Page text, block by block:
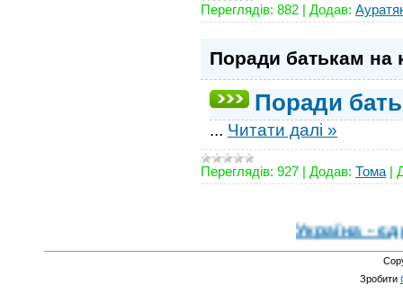
Переглядів: 882 | Додав:
Поради батькам на
Поради
... Читати далі »
Переглядів: 927 | Додав: Тома |
Україна - єдина
Зробити